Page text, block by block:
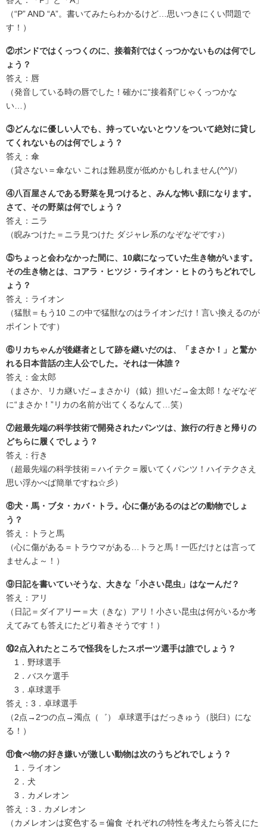
（“P” AND “A”。書いてみたらわかるけど…思いつきにくい問題で
す！）
②ボンドではくっつくのに、接着剤ではくっつかないものは何でし
ょう？
答え：唇
（発音している時の唇でした！確かに“接着剤”じゃくっつかな
い…）
③どんなに優しい人でも、持っていないとウソをついて絶対に貸し
てくれないものは何でしょう？
答え：傘
（貸さない＝傘ない これは難易度が低めかもしれません(^^)/）
④八百屋さんである野菜を見つけると、みんな怖い顔になります。
さて、その野菜は何でしょう？
答え：ニラ
（睨みつけた＝ニラ見つけた ダジャレ系のなぞなぞです♪）
⑤ちょっと会わなかった間に、10歳になっていた生き物がいます。
その生き物とは、コアラ・ヒツジ・ライオン・ヒトのうちどれでし
ょう？
答え：ライオン
（猛獣＝もう10 この中で猛獣なのはライオンだけ！言い換えるのが
ポイントです）
⑥リカちゃんが後継者として跡を継いだのは、「まさか！」と驚か
れる日本昔話の主人公でした。それは一体誰？
答え：金太郎
（まさか、リカ継いだ→まさかり（鉞）担いだ→金太郎！なぞなぞ
に“まさか！”リカの名前が出てくるなんて…笑）
⑦超最先端の科学技術で開発されたパンツは、旅行の行きと帰りの
どちらに履くでしょう？
答え：行き
（超最先端の科学技術＝ハイテク＝履いてくパンツ！ハイテクさえ
思い浮かべば簡単ですね☆彡）
⑧犬・馬・ブタ・カバ・トラ。心に傷があるのはどの動物でしょ
う？
答え：トラと馬
（心に傷がある＝トラウマがある…トラと馬！一匹だけとは言って
ませんよ～！）
⑨日記を書いていそうな、大きな「小さい昆虫」はなーんだ？
答え：アリ
（日記＝ダイアリー＝大（きな）アリ！小さい昆虫は何がいるか考
えてみても答えにたどり着きそうです！）
⑩2点入れたところで怪我をしたスポーツ選手は誰でしょう？
1．野球選手
2．バスケ選手
3．卓球選手
答え：3．卓球選手
（2点→2つの点→濁点（゛） 卓球選手はだっきゅう（脱臼）にな
る！）
⑪食べ物の好き嫌いが激しい動物は次のうちどれでしょう？
1．ライオン
2．犬
3．カメレオン
答え：3．カメレオン
（カメレオンは変色する＝偏食 それぞれの特性を考えたら答えにた